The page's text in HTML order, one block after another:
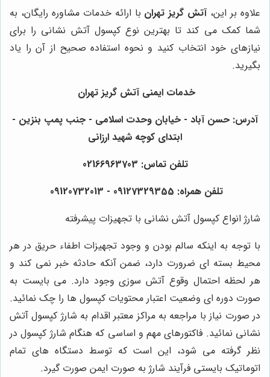
علاوه بر این،آتش گریز تهران با ارائه خدمات مشاوره رایگان، به
شما کمک می کند تا بهترین نوع کپسول آتش نشانی را برای
نیازهای خود انتخاب کنید و نحوه استفاده صحیح از آن را یاد
بگیرید.
خدمات ایمنی آتش گریز تهران
آدرس: حسن آباد - خیابان وحدت اسلامی - جنب پمپ بنزین -
ابتدای کوچه شهید ارزانی
تلفن تماس: 02166963703
تلفن همراه: 09127329355 - 09120732013
شارژ انواع کپسول آتش نشانی با تجهیزات پیشرفته
با توجه به اینکه سالم بودن و وجود تجهیزات اطفاء حریق در هر
محیط بسته ای ضرورت دارد، ضمن آنکه حادثه خبر نمی کند و
هر لحظه احتمال وقوع آتش سوزی وجود دارد. می بایست به
صورت دوره ای وضعیت اعتبار محتویات کپسول ها را چک نمائید.
در صورت نیاز با مراجعه به مراکز معتبر اقدام به شارژ کپسول آتش
نشانی نمائید. فاکتورهای مهم و اساسی که هنگام شارژ کپسول در
نظر گرفته می شود، این است که توسط دستگاه های تمام
اتوماتیک بایستی فرآیند شارژ به صورت ایمن صورت گیرد.